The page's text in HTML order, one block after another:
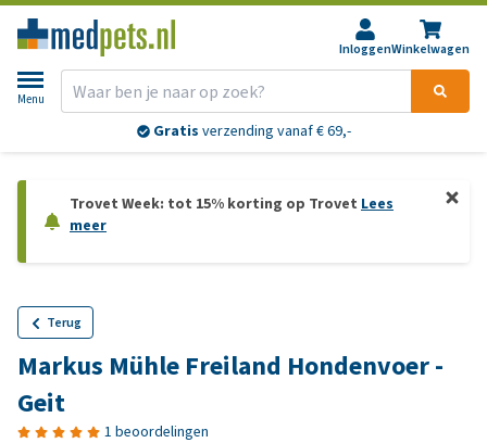
InloggenWinkelwagen
Menu
Gratis verzending vanaf € 69,-
Trovet Week: tot 15% korting op Trovet Lees
meer
Terug
Markus Mühle Freiland Hondenvoer -
Geit
1 beoordelingen